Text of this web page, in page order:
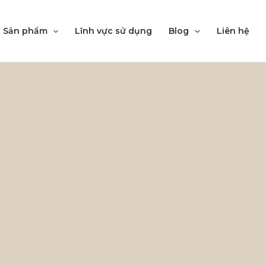
Sản phẩm Lĩnh vực sử dụng Blog Liên hệ